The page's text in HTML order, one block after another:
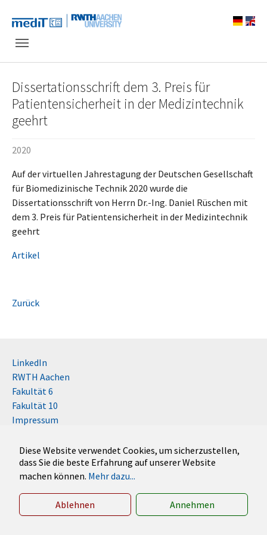
Diese Website verwendet Cookies, um sicherzustellen,
dass Sie die beste Erfahrung auf unserer Website
machen können. Mehr dazu...
Ablehnen Annehmen
Dissertationsschrift dem 3. Preis für
Patientensicherheit in der Medizintechnik
geehrt
2020
Auf der virtuellen Jahrestagung der Deutschen Gesellschaft
für Biomedizinische Technik 2020 wurde die
Dissertationsschrift von Herrn Dr.-Ing. Daniel Rüschen mit
dem 3. Preis für Patientensicherheit in der Medizintechnik
geehrt
Artikel
Zurück
LinkedIn
RWTH Aachen
Fakultät 6
Fakultät 10
Impressum
Disclaimer (RWTH)
German